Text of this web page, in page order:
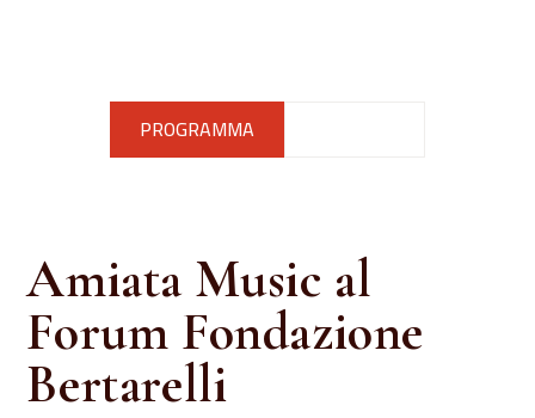
PROGRAMMA
Amiata Music al
Forum Fondazione
Bertarelli